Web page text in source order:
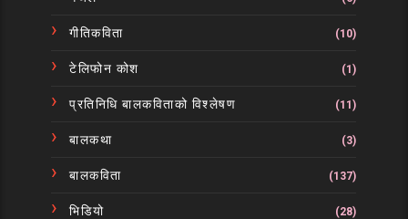
गीतिकविता (10)
टेलिफोन कोश (1)
प्रतिनिधि बालकविताको विश्लेषण (11)
बालकथा (3)
बालकविता (137)
भिडियो (28)